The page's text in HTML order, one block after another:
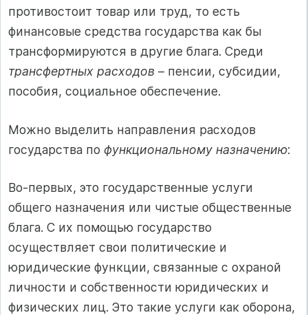
противостоит товар или труд, то есть
финансовые средства государства как бы
трансформируются в другие блага. Среди
трансфертных расходов – пенсии, субсидии,
пособия, социальное обеспечение.
Можно выделить направления расходов
государства по функциональному назначению:
Во-первых, это государственные услуги
общего назначения или чистые общественные
блага. С их помощью государство
осуществляет свои политические и
юридические функции, связанные с охраной
личности и собственности юридических и
физических лиц. Это такие услуги как оборона,